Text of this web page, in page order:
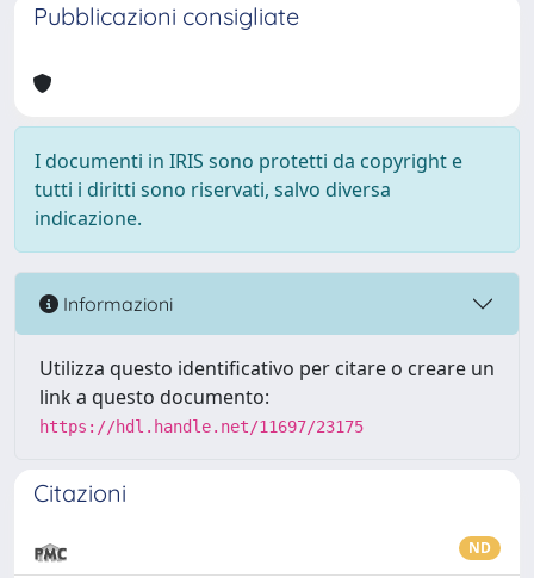
Pubblicazioni consigliate
I documenti in IRIS sono protetti da copyright e
tutti i diritti sono riservati, salvo diversa
indicazione.
Informazioni
Utilizza questo identificativo per citare o creare un
link a questo documento:
https://hdl.handle.net/11697/23175
Citazioni
ND